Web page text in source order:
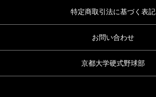
特定商取引法に基づく表記
お問い合わせ
京都大学硬式野球部